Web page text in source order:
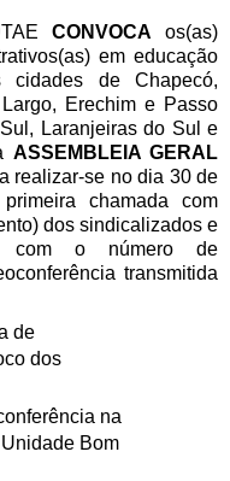
CONVOCA os(as)
em educação
cidades de Chapecó,
Erechim e Passo
Laranjeiras do Sul e
ASSEMBLEIA GERAL
realizar-se no dia 30 de
chamada com
dos sindicalizados e
com o número de
transmitida
de
dos
na
Bom